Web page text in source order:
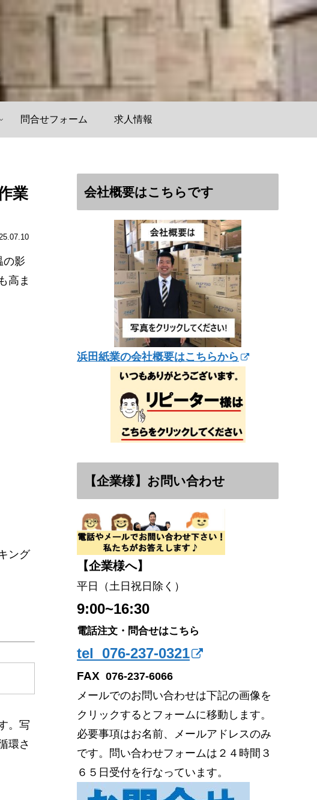
問合せフォーム 求人情報
業
の影
高ま
ング
。写
環さ
会社概要はこちらです
浜田紙業の会社概要はこちらから
【企業様】お問い合わせ
【企業様へ】
平日（土日祝日除く）
9:00~16:30
電話注文・問合せはこちら
tel 076-237-0321
FAX 076-237-6066
メールでのお問い合わせは下記の画像を
クリックするとフォームに移動します。
必要事項はお名前、メールアドレスのみ
です。問い合わせフォームは２４時間３
６５日受付を行なっています。